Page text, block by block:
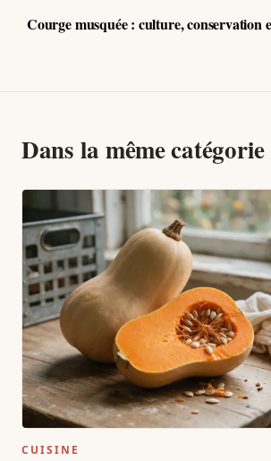
Courge musquée : culture, conservation
Dans la même catégorie
CUISINE